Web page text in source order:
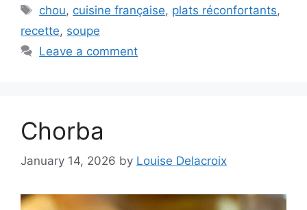
Tags
chou, cuisine française, plats réconfortants,
recette, soupe
Leave a comment
Chorba
January 14, 2026 by Louise Delacroix